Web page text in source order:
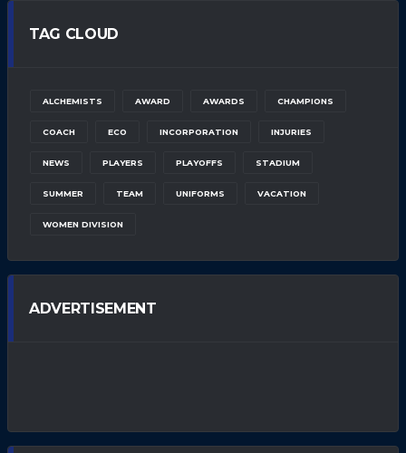
TAG CLOUD
ALCHEMISTS AWARD AWARDS CHAMPIONS
COACH ECO INCORPORATION INJURIES
NEWS PLAYERS PLAYOFFS STADIUM
SUMMER TEAM UNIFORMS VACATION
WOMEN DIVISION
ADVERTISEMENT